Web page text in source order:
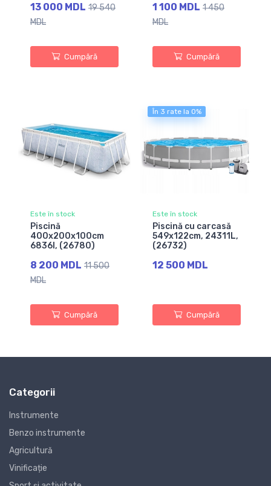
13 000 MDL 19 540
MDL
Cumpără
1 100 MDL 1 450
MDL
Cumpără
Este în stock
Piscină
400x200x100cm
6836l, (26780)
8 200 MDL 11 500
MDL
Cumpără
În 3 rate la 0%
Este în stock
Piscină cu carcasă
549х122cm, 24311L,
(26732)
12 500 MDL
Cumpără
Categorii
Instrumente
Benzo instrumente
Agricultură
Vinificație